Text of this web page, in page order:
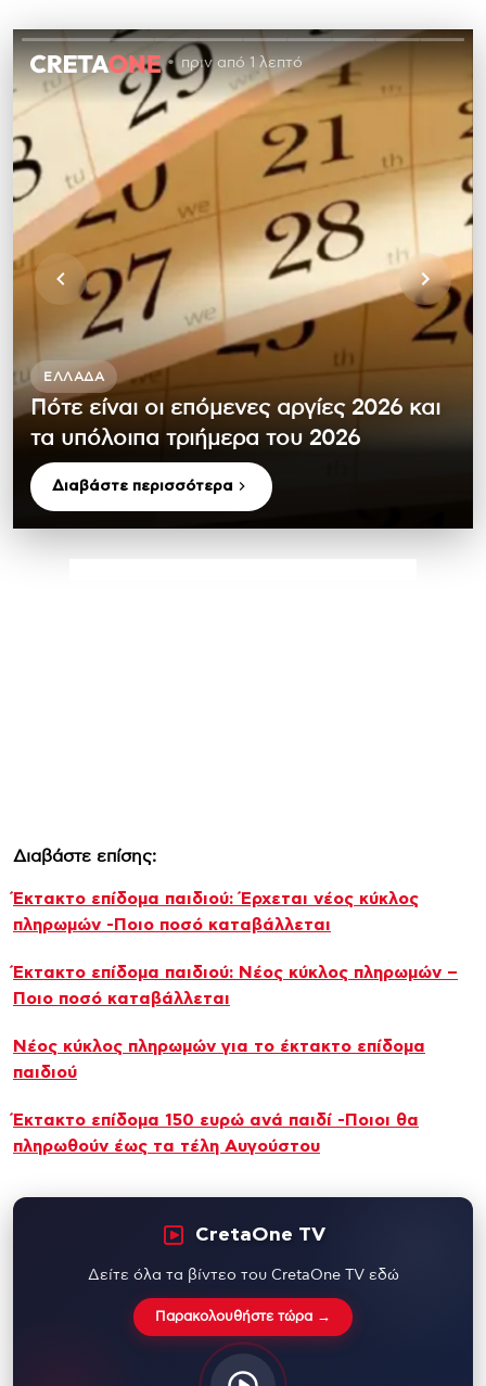
πριν από 1 λεπτό
ΕΛΛΆΔΑ
Πότε είναι οι επόμενες αργίες 2026 και
τα υπόλοιπα τριήμερα του 2026
Διαβάστε περισσότερα
Διαβάστε επίσης:
Έκτακτο επίδομα παιδιού: Έρχεται νέος κύκλος
πληρωμών -Ποιο ποσό καταβάλλεται
Έκτακτο επίδομα παιδιού: Νέος κύκλος πληρωμών –
Ποιο ποσό καταβάλλεται
Νέος κύκλος πληρωμών για το έκτακτο επίδομα
παιδιού
Έκτακτο επίδομα 150 ευρώ ανά παιδί -Ποιοι θα
πληρωθούν έως τα τέλη Αυγούστου
CretaOne TV
Δείτε όλα τα βίντεο του CretaOne TV εδώ
Παρακολουθήστε τώρα →